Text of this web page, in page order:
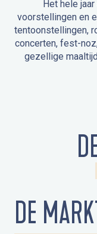
Het hele
voorstellingen en
tentoonstellingen,
concerten, fest-
gezellige
DE